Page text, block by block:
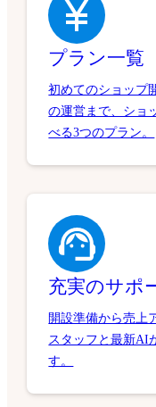
プラン一覧
初めてのショップ
の運営まで、ショ
べる3つのプラン。
充実のサポ
開設準備から売上
スタッフと最新AI
す。